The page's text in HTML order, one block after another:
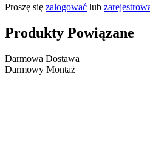
Proszę się zalogować lub
Produkty Powiązane
Darmowa Dostawa
Darmowy Montaż